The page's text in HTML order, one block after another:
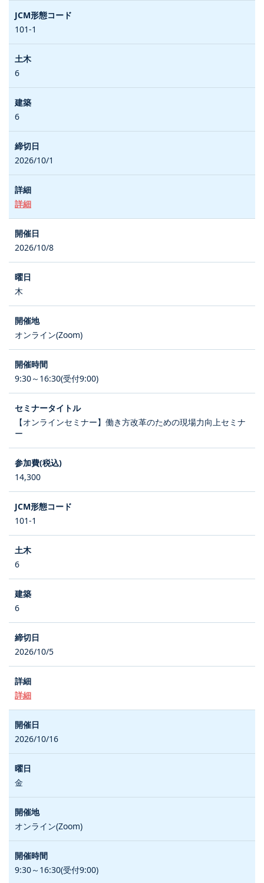
101-1
6
6
2026/10/1
詳細
2026/10/8
木
オンライン(Zoom)
9:30～16:30(受付9:00)
【オンラインセミナー】働き方改革のための現場力向上セミナ
ー
14,300
101-1
6
6
2026/10/5
詳細
2026/10/16
金
オンライン(Zoom)
9:30～16:30(受付9:00)